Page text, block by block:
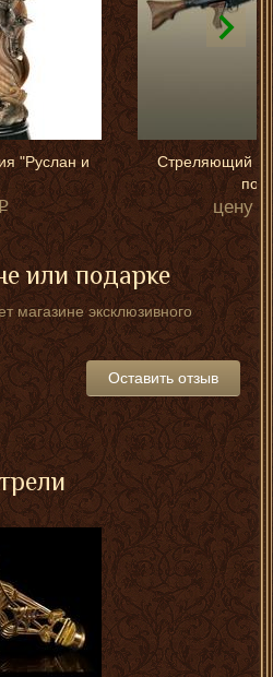
"Руслан и
Стреляющий
цену
или подарке
магазине эксклюзивного
Оставить отзыв